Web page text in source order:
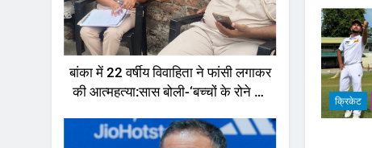
बांका में 22 वर्षीय विवाहिता ने फांसी लगाकर
की आत्महत्या:सास बोली-‘बच्चों के रोने की
काटकर उतारा
क्रिकेट